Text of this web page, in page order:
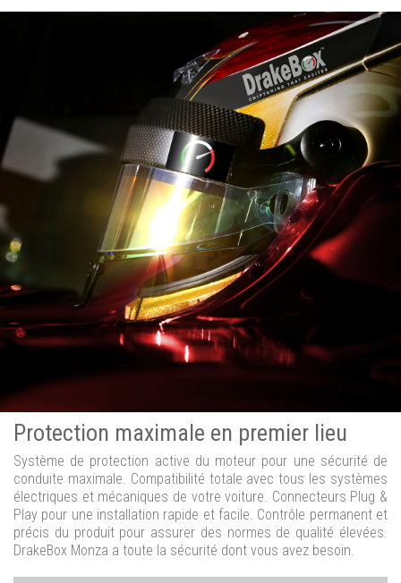
Protection maximale en premier lieu
Système de protection active du moteur pour une sécurité de
conduite maximale. Compatibilité totale avec tous les systèmes
électriques et mécaniques de votre voiture. Connecteurs Plug &
Play pour une installation rapide et facile. Contrôle permanent et
précis du produit pour assurer des normes de qualité élevées.
DrakeBox Monza a toute la sécurité dont vous avez besoin.